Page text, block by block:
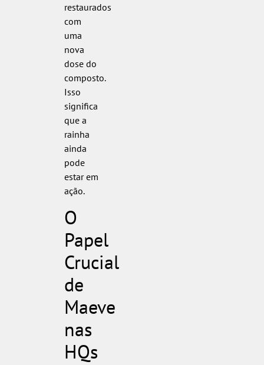
restaurados
com
uma
nova
dose do
composto.
Isso
significa
que a
rainha
ainda
pode
estar em
ação.
O
Papel
Crucial
de
Maeve
nas
HQs